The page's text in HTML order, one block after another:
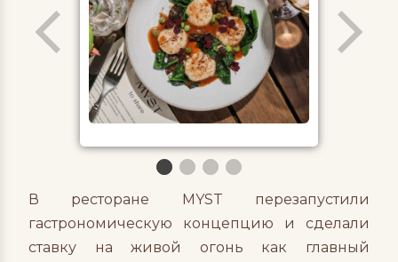
В ресторане MYST перезапустили
гастрономическую концепцию и сделали
ставку на живой огонь как главный